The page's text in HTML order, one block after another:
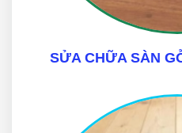
SỬA CHỮA SÀN